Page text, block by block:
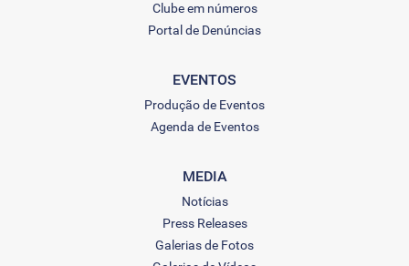
Clube em números
Portal de Denúncias
EVENTOS
Produção de Eventos
Agenda de Eventos
MEDIA
Notícias
Press Releases
Galerias de Fotos